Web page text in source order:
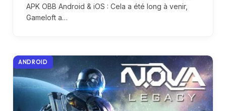
APK OBB Android & iOS : Cela a été long à venir,
Gameloft a…
ANDROID